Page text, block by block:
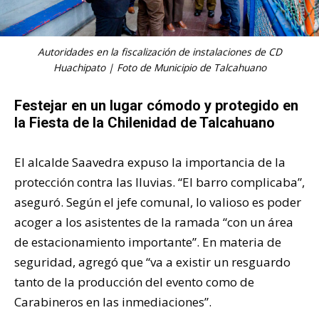
Autoridades en la fiscalización de instalaciones de CD
Huachipato | Foto de Municipio de Talcahuano
Festejar en un lugar cómodo y protegido en
la Fiesta de la Chilenidad de Talcahuano
El alcalde Saavedra expuso la importancia de la
protección contra las lluvias. “El barro complicaba”,
aseguró. Según el jefe comunal, lo valioso es poder
acoger a los asistentes de la ramada “con un área
de estacionamiento importante”. En materia de
seguridad, agregó que “va a existir un resguardo
tanto de la producción del evento como de
Carabineros en las inmediaciones”.